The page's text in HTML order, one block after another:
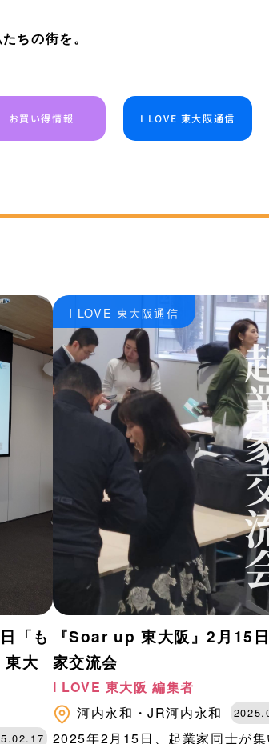
ちの街を。
お買い得情報 I LOVE 東大阪通信
「も
大
I LOVE 東大阪通信
『Soar up 東大阪』2月15
家交流会
I LOVE 東大阪 編集者
河内永和・JR河内永和
2025年2月15日、起業家同士が集